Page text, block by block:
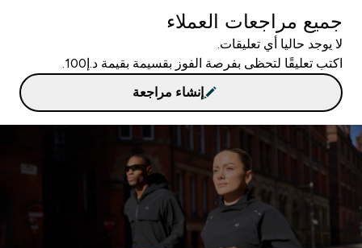
جميع مراجعات العملاء
لا يوجد حاليا أي تعليقات.
اكتب تعليقًا لتحظى بفرصة الفوز بقسيمة بقيمة د.إ100.
إنشاء مراجعة